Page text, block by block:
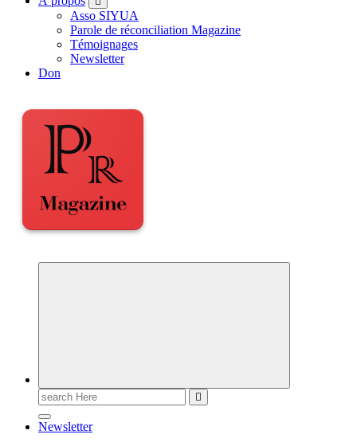
Asso SIYUA
Parole de réconciliation Magazine
Témoignages
Newsletter
Don
Newsletter